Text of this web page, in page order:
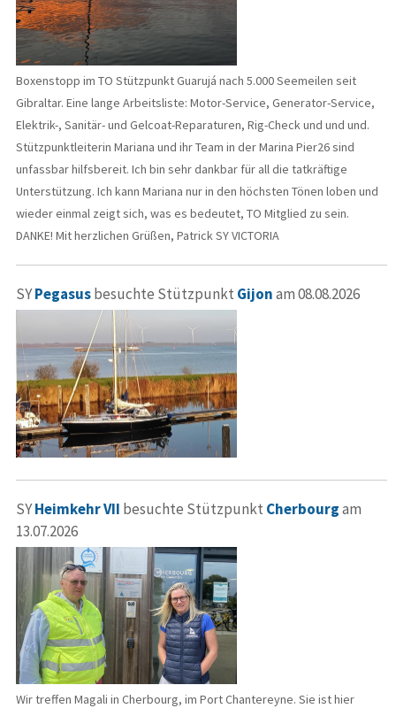
Boxenstopp im TO Stützpunkt Guarujá nach 5.000 Seemeilen seit
Gibraltar. Eine lange Arbeitsliste: Motor-Service, Generator-Service,
Elektrik-, Sanitär- und Gelcoat-Reparaturen, Rig-Check und und und.
Stützpunktleiterin Mariana und ihr Team in der Marina Pier26 sind
unfassbar hilfsbereit. Ich bin sehr dankbar für all die tatkräftige
Unterstützung. Ich kann Mariana nur in den höchsten Tönen loben und
wieder einmal zeigt sich, was es bedeutet, TO Mitglied zu sein.
DANKE! Mit herzlichen Grüßen, Patrick SY VICTORIA
SYPegasusbesuchte Stützpunkt Gijonam 08.08.2026
SYHeimkehr VII besuchte Stützpunkt Cherbourgam
13.07.2026
Wir treffen Magali in Cherbourg, im Port Chantereyne. Sie ist hier